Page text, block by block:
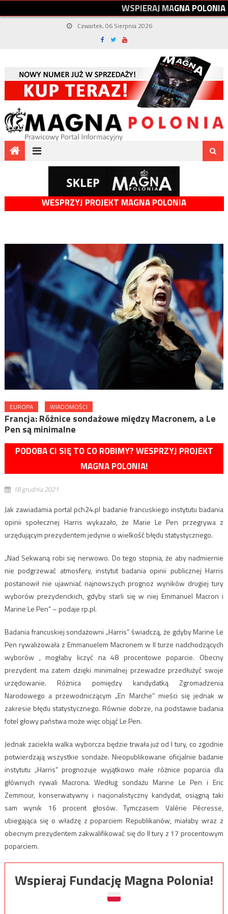
WSPIERAJMAGNAPOLONIA
Czwartek, 06 Sierpnia 2026
WESPRZYJ PROJEKT MAGNA POLONIA
EUROPA WIADOMOŚCI
Francja: Różnice sondażowe między Macronem, a Le
Pen są minimalne
PODOBA CI SIĘ TO CO ROBIMY? WESPRZYJ PROJEKT
MAGNA POLONIA!
18 grudnia 2021
Jak zawiadamia portal pch24.pl badanie francuskiego instytutu badania
opinii społecznej Harris wykazało, że Marie Le Pen przegrywa z
urzędującym prezydentem jedynie o wielkość błędu statystycznego.
„Nad Sekwaną robi się nerwowo. Do tego stopnia, że aby nadmiernie
nie podgrzewać atmosfery, instytut badania opinii publicznej Harris
postanowił nie ujawniać najnowszych prognoz wyników drugiej tury
wyborów prezydenckich, gdyby starli się w niej Emmanuel Macron i
Marine Le Pen” – podaje rp.pl.
Badania francuskiej sondażowni „Harris” świadczą, że gdyby Marine Le
Pen rywalizowała z Emmanuelem Macronem w II turze nadchodzących
wyborów , mogłaby liczyć na 48 procentowe poparcie. Obecny
prezydent ma zatem dzięki minimalnej przewadze przedłużyć swoje
urzędowanie. Różnica pomiędzy kandydatką Zgromadzenia
Narodowego a przewodniczącym „En Marche” mieści się jednak w
zakresie błędu statystycznego. Równie dobrze, na podstawie badania
fotel głowy państwa może więc objąć Le Pen.
Jednak zaciekła walka wyborcza będzie trwała już od I tury, co zgodnie
potwierdzają wszystkie sondaże. Nieopublikowane oficjalnie badanie
instytutu „Harris” prognozuje wyjątkowo małe różnice poparcia dla
głównych rywali Macrona. Według sondażu Marine Le Pen i Eric
Zemmour, konserwatywny i nacjonalistyczny kandydat, osiągną taki
sam wynik 16 procent głosów. Tymczasem Valérie Pécresse,
ubiegająca się o władzę z poparciem Republikanów, miałaby wraz z
obecnym prezydentem zakwalifikować się do II tury z 17 procentowym
poparciem.
Wspieraj Fundację Magna Polonia!